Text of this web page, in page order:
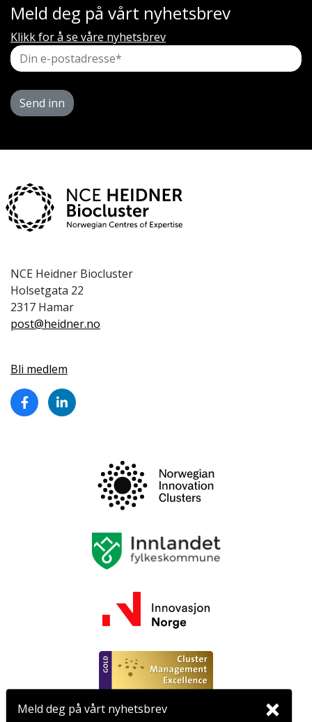
Meld deg på vårt nyhetsbrev
Klikk for å se våre nyhetsbrev
Send inn
NCE Heidner Biocluster
Holsetgata 22
2317 Hamar
post@heidner.no
Bli medlem
Meld deg på vårt nyhetsbrev ×